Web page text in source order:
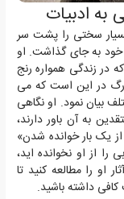
به ادبیات
بسیار سختی را پشت سر
خود به جای گذاشت. او
در زندگی همواره رنج
در این است که می
بیان نمود. او نگاهی
به آن باور دارند،
یک بار خوانده شدن»
را از او نخوانده اید،
او را مطالعه کنید تا
داشته باشید.